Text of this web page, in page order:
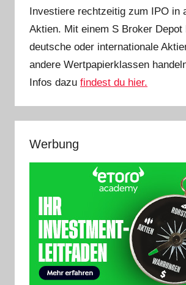
Investiere rechtzeitig zum IPO in
Aktien. Mit einem S Broker Depot
deutsche oder internationale
andere Wertpapierklassen
Infos dazu findest du hier.
Werbung